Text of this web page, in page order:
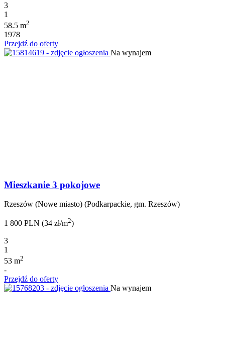
3
1
58.5 m2
1978
Przejdź do oferty
Na wynajem
Mieszkanie 3 pokojowe
Rzeszów (Nowe miasto) (Podkarpackie, gm. Rzeszów)
1 800 PLN (34 zł/m2)
3
1
53 m2
-
Przejdź do oferty
Na wynajem